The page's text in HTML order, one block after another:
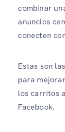
combinar
anuncios
conecten
Estas son
para
los carritos
Facebook.